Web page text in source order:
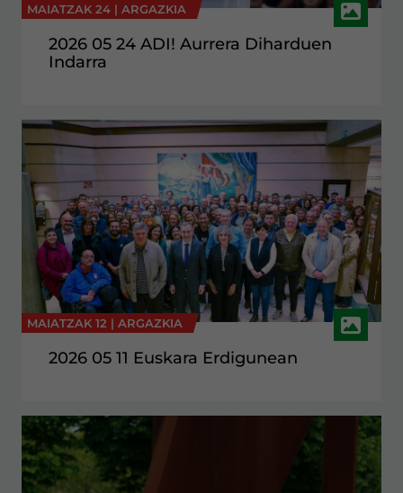
MAIATZAK 24 | ARGAZKIA
2026 05 24 ADI! Aurrera Diharduen
Indarra
MAIATZAK 12 | ARGAZKIA
2026 05 11 Euskara Erdigunean